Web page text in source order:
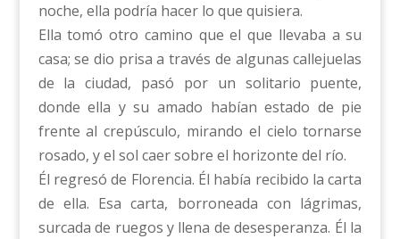
noche, ella podría hacer lo que quisiera.
Ella tomó otro camino que el que llevaba a su
casa; se dio prisa a través de algunas callejuelas
de la ciudad, pasó por un solitario puente,
donde ella y su amado habían estado de pie
frente al crepúsculo, mirando el cielo tornarse
rosado, y el sol caer sobre el horizonte del río.
Él regresó de Florencia. Él había recibido la carta
de ella. Esa carta, borroneada con lágrimas,
surcada de ruegos y llena de desesperanza. Él la